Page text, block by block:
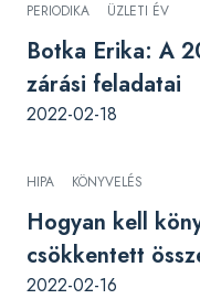
PERIODIKA ÜZLETI ÉV
Botka Erika: A
zárási feladatai
2022-02-18
HIPA KÖNYVELÉS
Hogyan kell
csökkentett
2022-02-16